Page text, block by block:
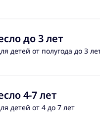
до 3 лет
детей от полугода до 3
4-7 лет
детей от 4 до 7 лет